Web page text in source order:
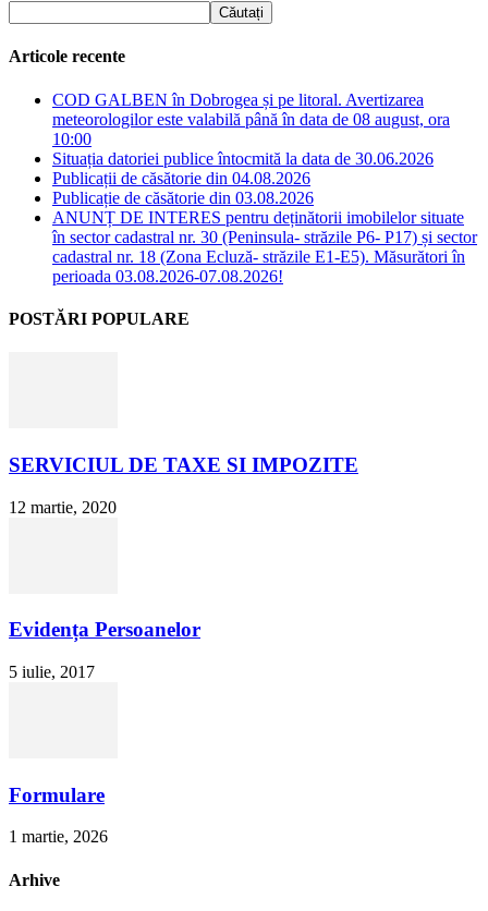
Articole recente
COD GALBEN în Dobrogea și pe litoral. Avertizarea
meteorologilor este valabilă până în data de 08 august, ora
10:00
Situația datoriei publice întocmită la data de 30.06.2026
Publicații de căsătorie din 04.08.2026
Publicație de căsătorie din 03.08.2026
ANUNȚ DE INTERES pentru deținătorii imobilelor situate
în sector cadastral nr. 30 (Peninsula- străzile P6- P17) și sector
cadastral nr. 18 (Zona Ecluză- străzile E1-E5). Măsurători în
perioada 03.08.2026-07.08.2026!
POSTĂRI POPULARE
SERVICIUL DE TAXE SI IMPOZITE
12 martie, 2020
Evidența Persoanelor
5 iulie, 2017
Formulare
1 martie, 2026
Arhive